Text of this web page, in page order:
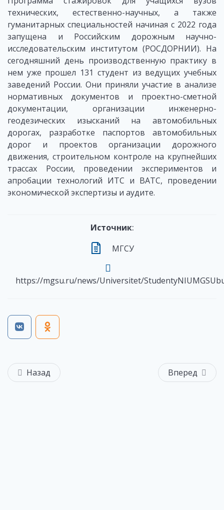
технических, естественно-научных, а также
гуманитарных специальностей начиная с 2022 года
запущена и Российским дорожным научно-
исследовательским институтом (РОСДОРНИИ). На
сегодняшний день производственную практику в
нем уже прошел 131 студент из ведущих учебных
заведений России. Они приняли участие в анализе
нормативных документов и проектно-сметной
документации, организации инженерно-
геодезических изысканий на автомобильных
дорогах, разработке паспортов автомобильных
дорог и проектов организации дорожного
движения, строительном контроле на крупнейших
трассах России, проведении экспериментов и
апробации технологий ИТС и ВАТС, проведении
экономической экспертизы и аудите.
Источник:
МГСУ
https://mgsu.ru/news/Universitet/
Назад Вперед